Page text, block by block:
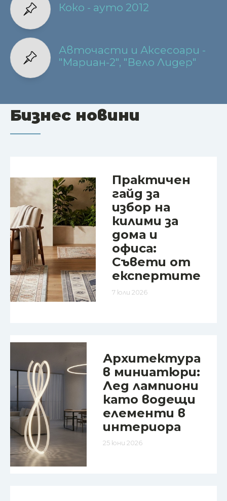
Коко - ауто 2012
Авточасти и Аксесоари -
"Мариан-2", "Вело Лидер"
Бизнес новини
Практичен
гайд за
избор на
килими за
дома и
офиса:
Съвети от
експертите
7 юли 2026
Архитектура
в миниатюри:
Лед лампиони
като водещи
елементи в
интериора
25 юни 2026